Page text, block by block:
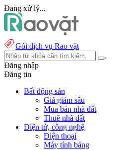
Đang xử lý...
Gói dịch vụ Rao vặt
Đăng nhập
Đăng tin
Bất động sản
Giá giảm sâu
Mua bán nhà đất
Thuê nhà đất
Điện tử, công nghệ
Điện thoại
Máy tính bảng